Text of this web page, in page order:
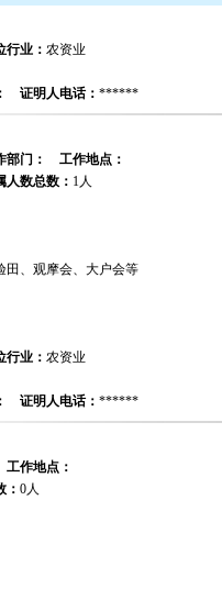
行业： 农资业
证明人电话： ******
部门：
工作地点：
人数总数： 1人
田、观摩会、大户会等
行业： 农资业
证明人电话： ******
工作地点：
： 0人